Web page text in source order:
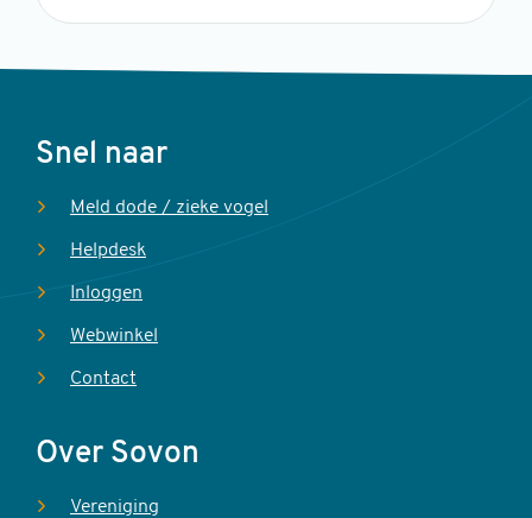
Voet
Snel naar
Meld dode / zieke vogel
Helpdesk
Inloggen
Webwinkel
Contact
Over Sovon
Vereniging